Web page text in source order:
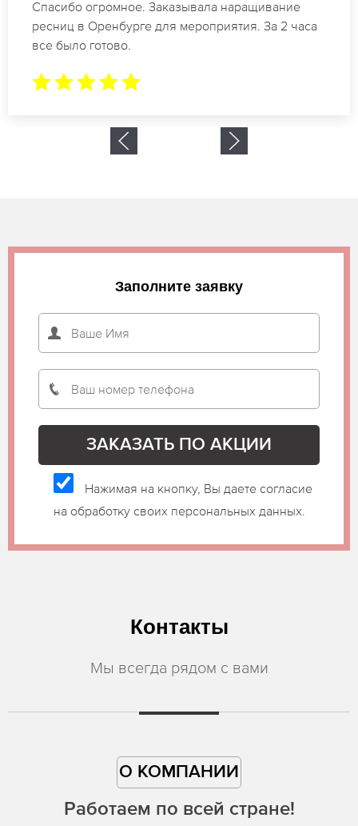
Идеальные мастера своего дела по наращиванию
ресниц в Оренбурге. Великолепный результат.
Буду обращаться еще.
Заполните заявку
Нажимая на кнопку, Вы даете согласие
на обработку своих персональных данных.
Контакты
Мы всегда рядом с вами
О КОМПАНИИ
Работаем по всей стране!